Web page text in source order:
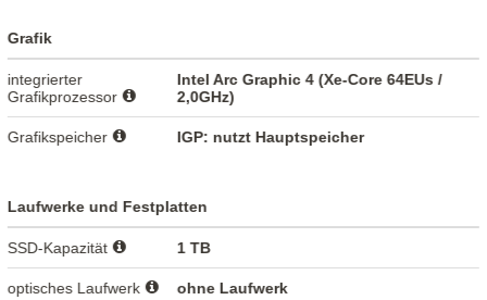
Grafik
integrierter
Grafikprozessor
Intel Arc Graphic 4 (Xe-Core 64EUs /
2,0GHz)
Grafikspeicher IGP: nutzt Hauptspeicher
Laufwerke und Festplatten
SSD-Kapazität 1 TB
optisches Laufwerk ohne Laufwerk